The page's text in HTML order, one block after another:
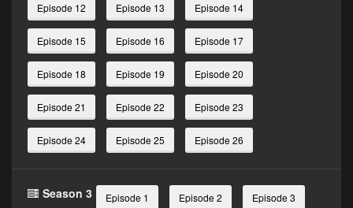
Episode 12 Episode 13 Episode 14
Episode 15 Episode 16 Episode 17
Episode 18 Episode 19 Episode 20
Episode 21 Episode 22 Episode 23
Episode 24 Episode 25 Episode 26
Season 3 Episode 1 Episode 2 Episode 3